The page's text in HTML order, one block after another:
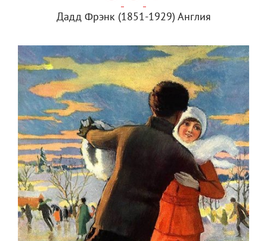
Дадд Фрэнк (1851-1929) Англия